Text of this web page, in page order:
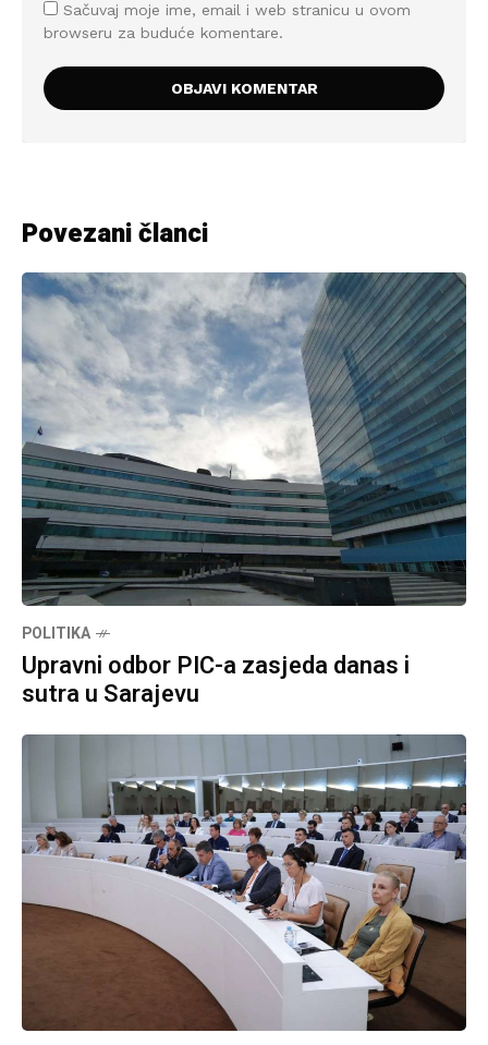
Sačuvaj moje ime, email i web stranicu u ovom
browseru za buduće komentare.
Povezani članci
POLITIKA
Upravni odbor PIC-a zasjeda danas i
sutra u Sarajevu